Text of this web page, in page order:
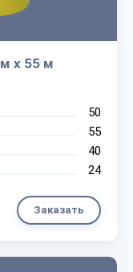
х 55 м
50
55
40
24
Заказать